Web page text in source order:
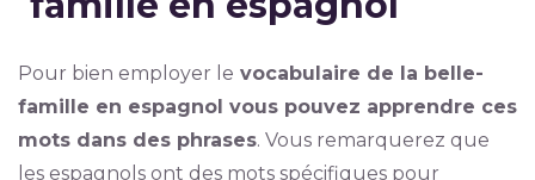
Pour bien employer le vocabulaire de la belle-
famille en espagnol vous pouvez apprendre ces
mots dans des phrases. Vous remarquerez que
les espagnols ont des mots spécifiques pour